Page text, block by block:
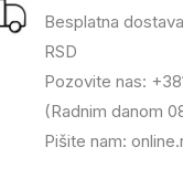
Besplatna
RSD
Pozovite nas:
(Radnim danom
Pišite nam: